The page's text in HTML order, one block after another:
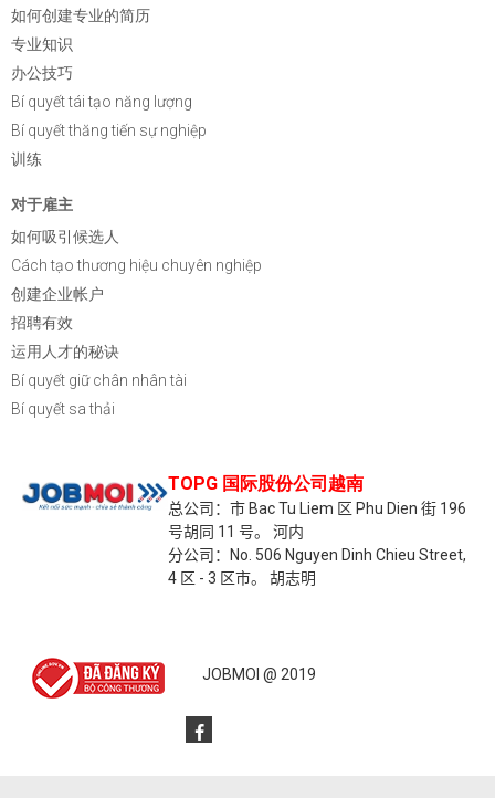
如何创建专业的简历
专业知识
办公技巧
Bí quyết tái tạo năng lượng
Bí quyết thăng tiến sự nghiệp
训练
对于雇主
如何吸引候选人
Cách tạo thương hiệu chuyên nghiệp
创建企业帐户
招聘有效
运用人才的秘诀
Bí quyết giữ chân nhân tài
Bí quyết sa thải
TOPG 国际股份公司越南
总公司：市 Bac Tu Liem 区 Phu Dien 街 196
号胡同 11 号。
河内
分公司：No. 506 Nguyen Dinh Chieu Street,
4 区 - 3 区市。
胡志明
JOBMOI @ 2019